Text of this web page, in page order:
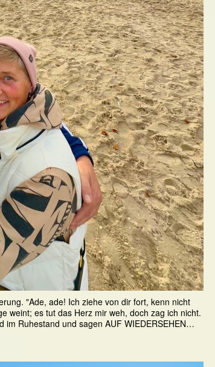
"Ade, ade! Ich ziehe von dir fort, kenn nicht
weint; es tut das Herz mir weh, doch zag ich nicht.
Ruhestand und sagen AUF WIEDERSEHEN…